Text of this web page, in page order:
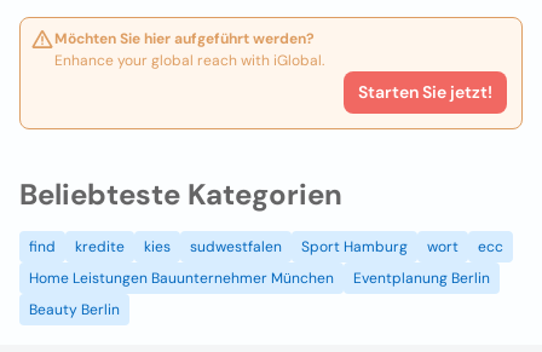
Möchten Sie hier aufgeführt werden?
Enhance your global reach with iGlobal.
Starten Sie jetzt!
Beliebteste Kategorien
find kredite kies sudwestfalen Sport Hamburg wort
ecc
Home Leistungen Bauunternehmer München
Eventplanung Berlin
Beauty Berlin